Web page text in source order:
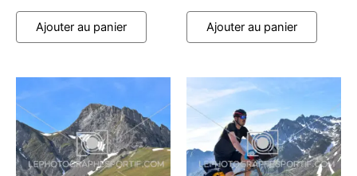
Ajouter au panier Ajouter au panier